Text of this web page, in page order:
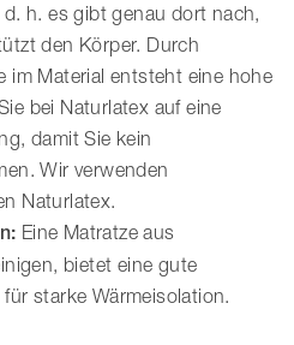
h. es gibt genau dort nach,
den Körper. Durch
im Material entsteht eine hohe
bei Naturlatex auf eine
damit Sie kein
Wir verwenden
Naturlatex.
Eine Matratze aus
bietet eine gute
starke Wärmeisolation.